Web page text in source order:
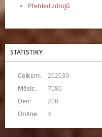
Přehled zdrojů
STATISTIKY
Online: 4
Celkem:
202939
Měsíc:
7086
Den:
208